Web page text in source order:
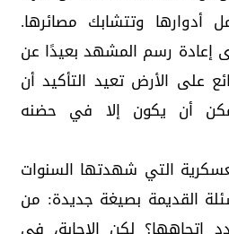
أدوارها وتتشابك مصائرها.
إعادة رسم المشهد بعيدًا عن
على الأرض تعيد التأكيد أن
أن يكون إلا في حضنه
التي شهدتها السنوات
القديمة بصيغة جديدة: من